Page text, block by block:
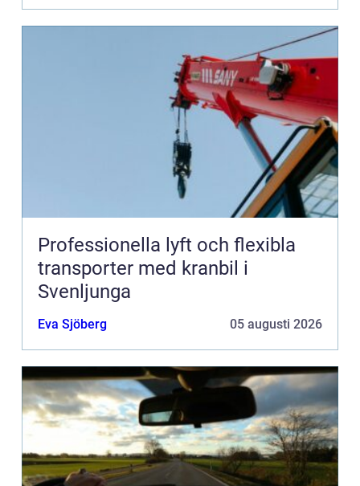
Professionella lyft och flexibla
transporter med kranbil i
Svenljunga
Eva Sjöberg 05 augusti 2026